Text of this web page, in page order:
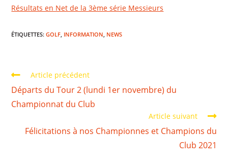
Résultats en Net de la 3ème série Messieurs
ÉTIQUETTES:GOLF, INFORMATION, NEWS
Article précédent
Départs du Tour 2 (lundi 1er novembre) du
Championnat du Club
Article suivant
Félicitations à nos Championnes et Champions du
Club 2021